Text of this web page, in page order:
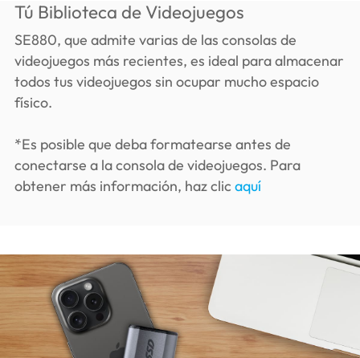
Tú Biblioteca de Videojuegos
SE880, que admite varias de las consolas de
videojuegos más recientes, es ideal para almacenar
todos tus videojuegos sin ocupar mucho espacio
físico.
*Es posible que deba formatearse antes de
conectarse a la consola de videojuegos. Para
obtener más información, haz clic aquí